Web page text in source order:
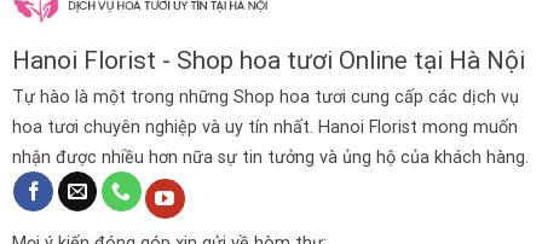
Hanoi Florist - Shop hoa tươi Online tại Hà Nội
Tự hào là một trong những Shop hoa tươi cung cấp các dịch vụ
hoa tươi chuyên nghiệp và uy tín nhất. Hanoi Florist mong muốn
nhận được nhiều hơn nữa sự tin tưởng và ủng hộ của khách hàng.